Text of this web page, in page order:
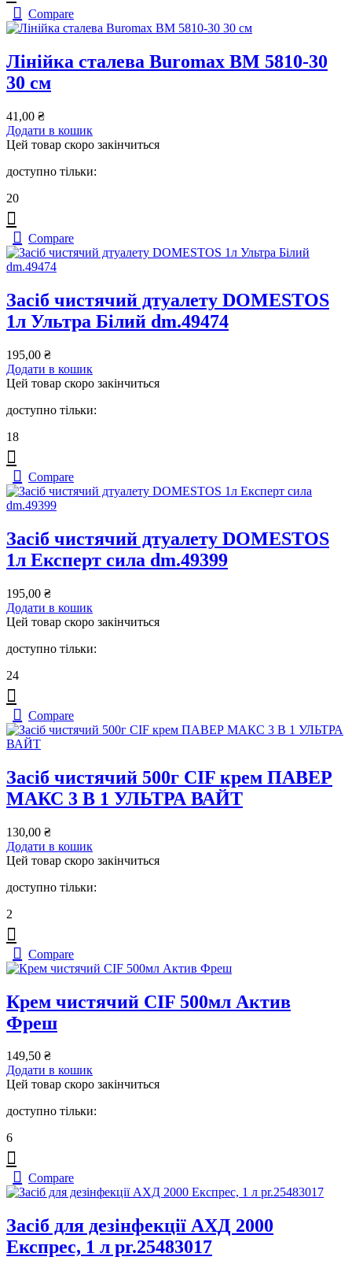
Compare
Лінійка сталева Buromax BM 5810-30
30 см
41,00 ₴
Додати в кошик
Цей товар скоро закінчиться
доступно тільки:
20
Compare
Засіб чистячий дтуалету DOMESTOS
1л Ультра Білий dm.49474
195,00 ₴
Додати в кошик
Цей товар скоро закінчиться
доступно тільки:
18
Compare
Засіб чистячий дтуалету DOMESTOS
1л Експерт сила dm.49399
195,00 ₴
Додати в кошик
Цей товар скоро закінчиться
доступно тільки:
24
Compare
Засіб чистячий 500г CIF крем ПАВЕР
МАКС 3 В 1 УЛЬТРА ВАЙТ
130,00 ₴
Додати в кошик
Цей товар скоро закінчиться
доступно тільки:
2
Compare
Крем чистячий CIF 500мл Актив
Фреш
149,50 ₴
Додати в кошик
Цей товар скоро закінчиться
доступно тільки:
6
Compare
Засіб для дезінфекції АХД 2000
Експрес, 1 л pr.25483017